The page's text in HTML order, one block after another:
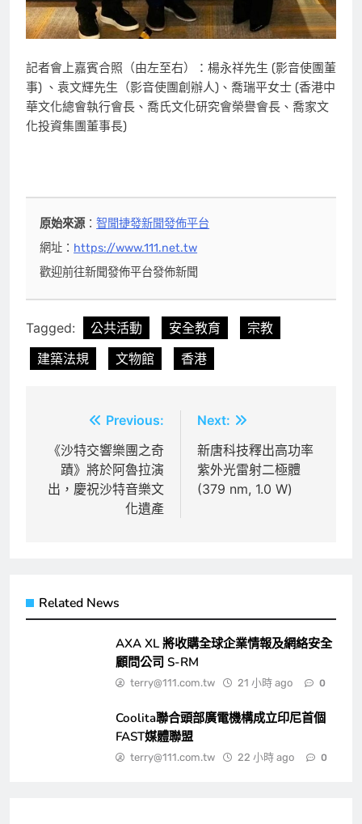
記者會上嘉賓合照（由左至右）：楊永祥先生 (影音使團董
事) 、袁文輝先生（影音使團創辦人)、喬瑞平女士 (香港中
華文化總會執行會長、喬氏文化研究會榮譽會長、喬家文
化投資集團董事長)
原始來源：智聞捷發新聞發佈平台
網址： https://www.111.net.tw
歡迎前往新聞發佈平台發佈新聞
Tagged: 公共活動 安全教育
宗教
建築法規
文物館 香港
章
導
Previous:
《沙特交響樂團之奇
蹟》將於阿魯拉演
出，慶祝沙特音樂文
化遺產
Next:
新唐科技釋出高功率
紫外光雷射二極體
(379 nm, 1.0 W)
Related News
AXA XL 將收購全球企業情報及網絡安全
顧問公司 S-RM
terry@111.com.tw 21 小時 ago 0
Coolita聯合頭部廣電機構成立印尼首個
FAST媒體聯盟
terry@111.com.tw 22 小時 ago 0